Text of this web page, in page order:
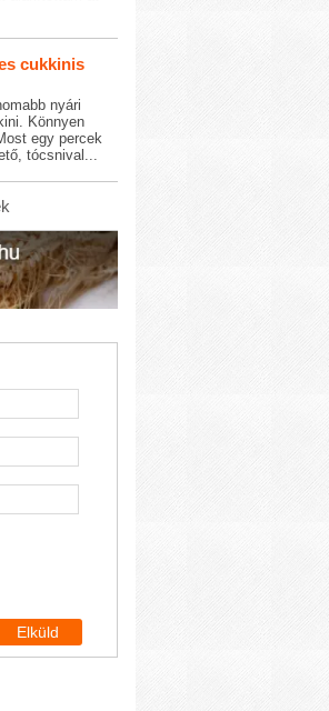
cukkinis
nyári
Könnyen
egy percek
tócsnival...